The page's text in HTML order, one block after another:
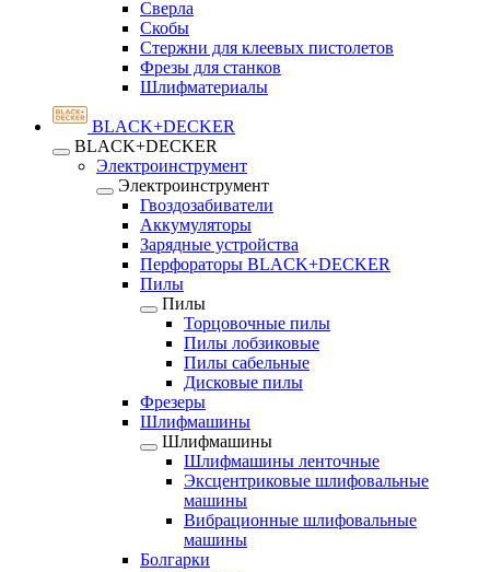
Сверла
Скобы
Стержни для клеевых пистолетов
Фрезы для станков
Шлифматериалы
BLACK+DECKER
BLACK+DECKER
Электроинструмент
Электроинструмент
Гвоздозабиватели
Аккумуляторы
Зарядные устройства
Перфораторы BLACK+DECKER
Пилы
Пилы
Торцовочные пилы
Пилы лобзиковые
Пилы сабельные
Дисковые пилы
Фрезеры
Шлифмашины
Шлифмашины
Шлифмашины ленточные
Эксцентриковые шлифовальные
машины
Вибрационные шлифовальные
машины
Болгарки